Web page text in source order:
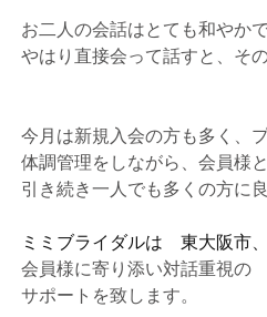
お二人の会話はとても和やか
やはり直接会って話すと、そ
今月は新規入会の方も多く、
体調管理をしながら、会員様
引き続き一人でも多くの方に
ミミブライダルは　東大阪市
会員様に寄り添い対話重視の
サポートを致します。